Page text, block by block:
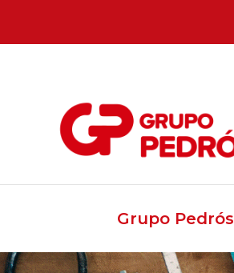
Grupo Pedrós